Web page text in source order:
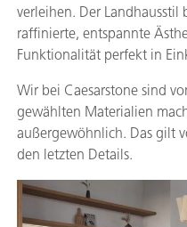
verleihen. Der
raffinierte, entspannte
Funktionalität perfekt in
Wir bei Caesarstone sind
gewählten Materialien
außergewöhnlich. Das gilt
den letzten Details.